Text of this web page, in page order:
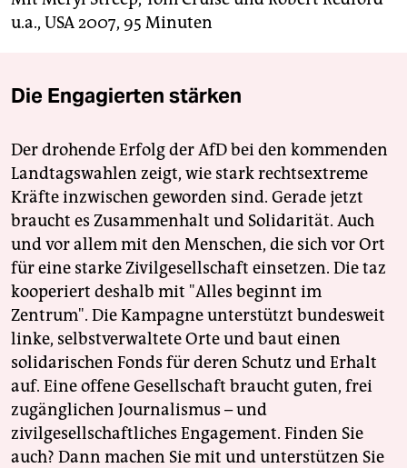
u.a., USA 2007, 95 Minuten
Die Engagierten stärken
Der drohende Erfolg der AfD bei den kommenden
Landtagswahlen zeigt, wie stark rechtsextreme
Kräfte inzwischen geworden sind. Gerade jetzt
braucht es Zusammenhalt und Solidarität. Auch
und vor allem mit den Menschen, die sich vor Ort
für eine starke Zivilgesellschaft einsetzen. Die taz
kooperiert deshalb mit "Alles beginnt im
Zentrum". Die Kampagne unterstützt bundesweit
linke, selbstverwaltete Orte und baut einen
solidarischen Fonds für deren Schutz und Erhalt
auf. Eine offene Gesellschaft braucht guten, frei
zugänglichen Journalismus – und
zivilgesellschaftliches Engagement. Finden Sie
auch? Dann machen Sie mit und unterstützen Sie